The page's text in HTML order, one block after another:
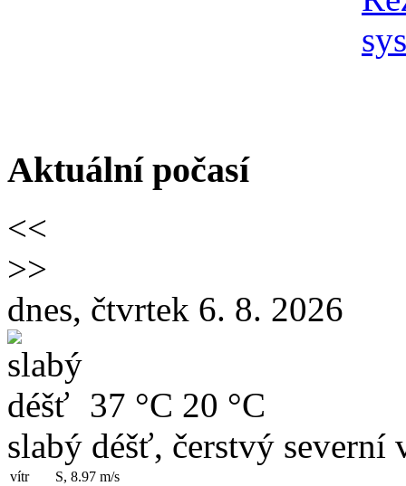
Aktuální počasí
<<
>>
dnes, čtvrtek 6. 8. 2026
37 °C 20 °C
slabý déšť, čerstvý severní
vítr S, 8.97 m/s